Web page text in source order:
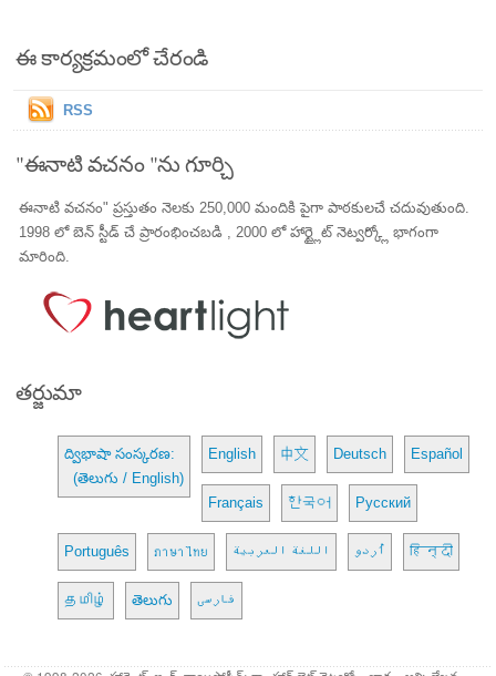
ఈ కార్యక్రమంలో చేరండి
RSS
"ఈనాటి వచనం "ను గూర్చి
ఈనాటి వచనం" ప్రస్తుతం నెలకు 250,000 మందికి పైగా పాఠకులచే చదువుతుంది.
1998 లో బెన్ స్టీడ్ చే ప్రారంభించబడి , 2000 లో హార్ట్లైట్ నెట్వర్క్లో భాగంగా
మారింది.
తర్జుమా
ద్విభాషా సంస్కరణ:
(తెలుగు / English)
English 中文 Deutsch Español
Français 한국어 Русский
Português ภาษาไทย اللغة العربية اُردو हिन्दी
தமிழ் తెలుగు فارسی